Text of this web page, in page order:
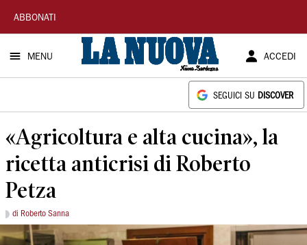
La
Nuova
Sardegna
ABBONATI
MENU ACCEDI
SEGUICI SU DISCOVER
«Agricoltura e alta cucina», la
ricetta anticrisi di Roberto
Petza
di Roberto Sanna